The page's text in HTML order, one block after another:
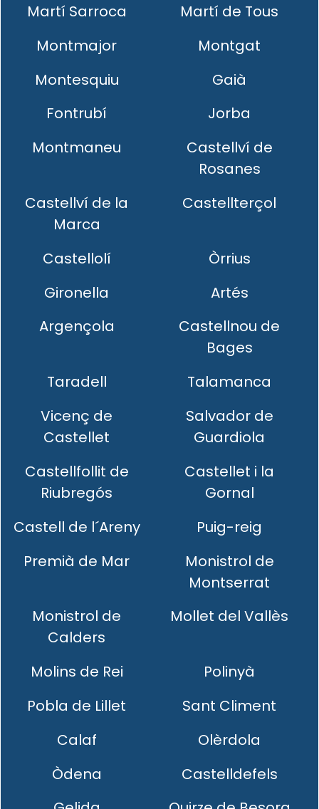
Martí Sarroca
Martí de Tous
Montmajor
Montgat
Montesquiu
Gaià
Fontrubí
Jorba
Montmaneu
Castellví de
Rosanes
Castellví de la
Marca
Castellterçol
Castellolí
Òrrius
Gironella
Artés
Argençola
Castellnou de
Bages
Taradell
Talamanca
Vicenç de
Castellet
Salvador de
Guardiola
Castellfollit de
Riubregós
Castellet i la
Gornal
Castell de l´Areny
Puig-reig
Premià de Mar
Monistrol de
Montserrat
Monistrol de
Calders
Mollet del Vallès
Molins de Rei
Polinyà
Pobla de Lillet
Sant Climent
Calaf
Olèrdola
Òdena
Castelldefels